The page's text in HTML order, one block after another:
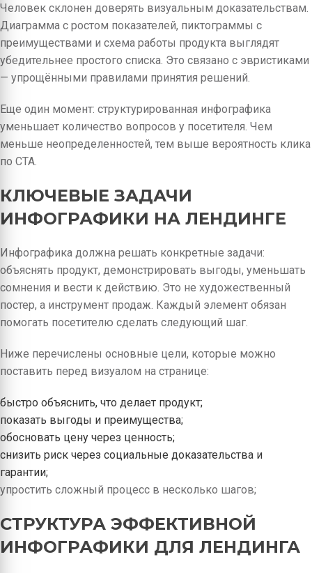
Человек склонен доверять визуальным доказательствам.
Диаграмма с ростом показателей, пиктограммы с
преимуществами и схема работы продукта выглядят
убедительнее простого списка. Это связано с эвристиками
— упрощёнными правилами принятия решений.
Еще один момент: структурированная инфографика
уменьшает количество вопросов у посетителя. Чем
меньше неопределенностей, тем выше вероятность клика
по CTA.
КЛЮЧЕВЫЕ ЗАДАЧИ
ИНФОГРАФИКИ НА ЛЕНДИНГЕ
Инфографика должна решать конкретные задачи:
объяснять продукт, демонстрировать выгоды, уменьшать
сомнения и вести к действию. Это не художественный
постер, а инструмент продаж. Каждый элемент обязан
помогать посетителю сделать следующий шаг.
Ниже перечислены основные цели, которые можно
поставить перед визуалом на страницe:
быстро объяснить, что делает продукт;
показать выгоды и преимущества;
обосновать цену через ценность;
снизить риск через социальные доказательства и
гарантии;
упростить сложный процесс в несколько шагов;
СТРУКТУРА ЭФФЕКТИВНОЙ
ИНФОГРАФИКИ ДЛЯ ЛЕНДИНГА